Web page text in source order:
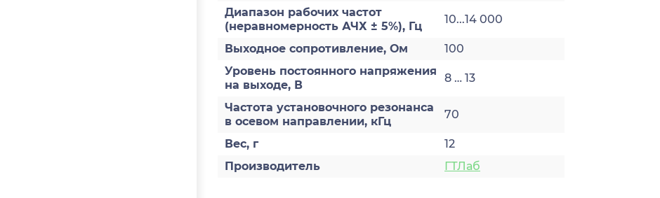
Диапазон рабочих частот
(неравномерность АЧХ ± 5%), Гц
10...14 000
Выходное сопротивление, Ом
100
Уровень постоянного напряжения
на выходе, В
8 … 13
Частота установочного резонанса
в осевом направлении, кГц
70
Вес, г
12
Производитель
ГТЛаб